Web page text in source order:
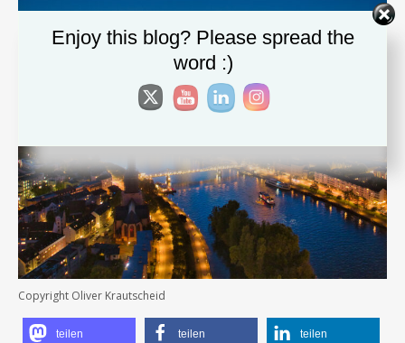
Copyright Oliver Krautscheid
teilen teilen teilen
Enjoy this blog? Please spread the
word :)